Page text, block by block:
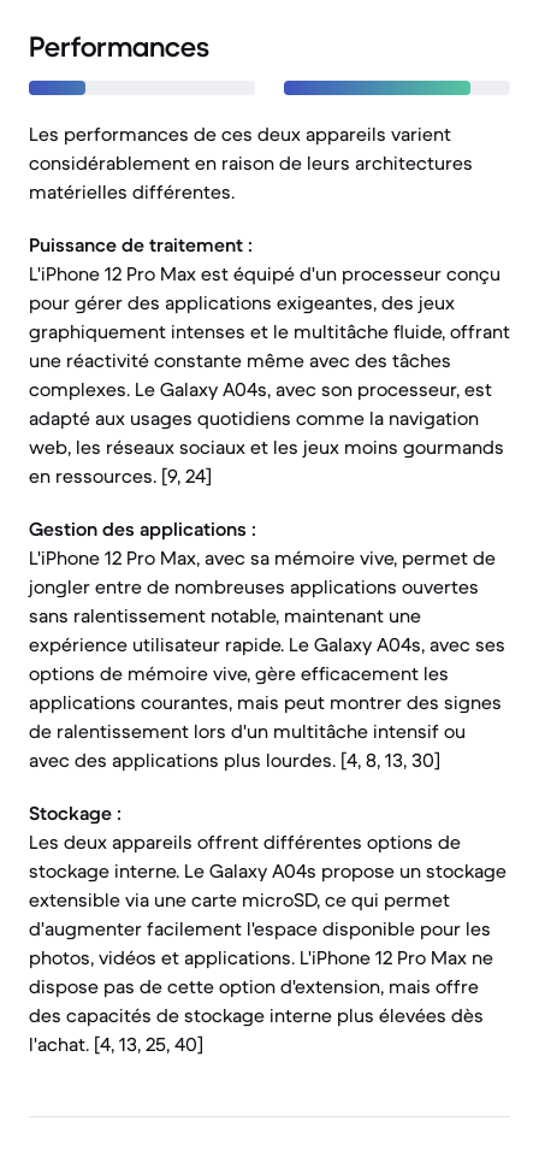
Performances
Les performances de ces deux appareils varient
considérablement en raison de leurs architectures
matérielles différentes.
Puissance de traitement :
L'iPhone 12 Pro Max est équipé d'un processeur conçu
pour gérer des applications exigeantes, des jeux
graphiquement intenses et le multitâche fluide, offrant
une réactivité constante même avec des tâches
complexes. Le Galaxy A04s, avec son processeur, est
adapté aux usages quotidiens comme la navigation
web, les réseaux sociaux et les jeux moins gourmands
en ressources. [9, 24]
Gestion des applications :
L'iPhone 12 Pro Max, avec sa mémoire vive, permet de
jongler entre de nombreuses applications ouvertes
sans ralentissement notable, maintenant une
expérience utilisateur rapide. Le Galaxy A04s, avec ses
options de mémoire vive, gère efficacement les
applications courantes, mais peut montrer des signes
de ralentissement lors d'un multitâche intensif ou
avec des applications plus lourdes. [4, 8, 13, 30]
Stockage :
Les deux appareils offrent différentes options de
stockage interne. Le Galaxy A04s propose un stockage
extensible via une carte microSD, ce qui permet
d'augmenter facilement l'espace disponible pour les
photos, vidéos et applications. L'iPhone 12 Pro Max ne
dispose pas de cette option d'extension, mais offre
des capacités de stockage interne plus élevées dès
l'achat. [4, 13, 25, 40]